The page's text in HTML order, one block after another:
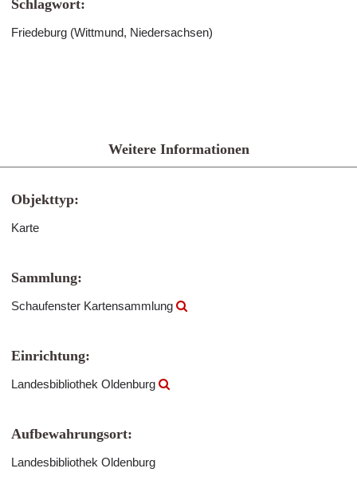
Schlagwort:
Friedeburg (Wittmund, Niedersachsen)
Weitere Informationen
Objekttyp:
Karte
Sammlung:
Schaufenster Kartensammlung
Einrichtung:
Landesbibliothek Oldenburg
Aufbewahrungsort:
Landesbibliothek Oldenburg